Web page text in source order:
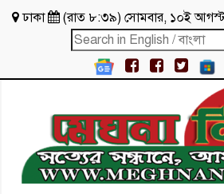
ঢাকা (রাত ৮:৩৯) সোমবার, ১০ই আগস্ট,